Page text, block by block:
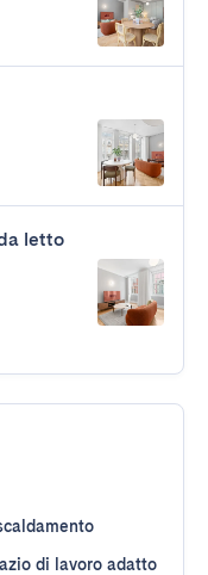
letto
di lavoro adatto